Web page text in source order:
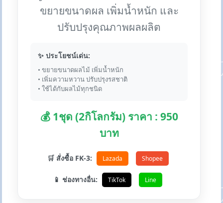
ขยายขนาดผล เพิ่มน้ำหนัก และ
ปรับปรุงคุณภาพผลผลิต
✨ ประโยชน์เด่น:
• ขยายขนาดผลไม้ เพิ่มน้ำหนัก
• เพิ่มความหวาน ปรับปรุงรสชาติ
• ใช้ได้กับผลไม้ทุกชนิด
💰 1ชุด (2กิโลกรัม) ราคา : 950
บาท
🛒 สั่งซื้อ FK-3: Lazada Shopee
📱 ช่องทางอื่น: TikTok Line